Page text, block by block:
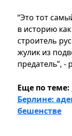
“Это тот
в историю
строитель
жулик из
предатель”,
Еще по теме:
Берлине:
бешенстве